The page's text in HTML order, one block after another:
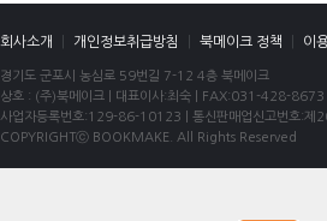
회사소개 개인정보취급방침 북메이크 정책 이
경기도 군포시 농심로 59번길 7-12 4층 북메이크
상호 : (주)북메이크 | 대표이사:최숙 | FAX:031-428-8673
사업자등록번호:129-86-10123 | 통신판매업신고번호:제
COPYRIGHTⓒ BOOKMAKE. All Rights Reserved